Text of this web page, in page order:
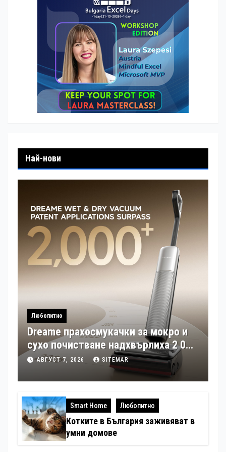
Най-нови
Любопитно
Dreame прахосмукачки за мокро и
сухо почистване надхвърлиха 2 000
патентни заявки в световен мащаб
АВГУСТ 7, 2026 SITEMAR
Smart Home Любопитно
Котките в България заживяват в
умни домове